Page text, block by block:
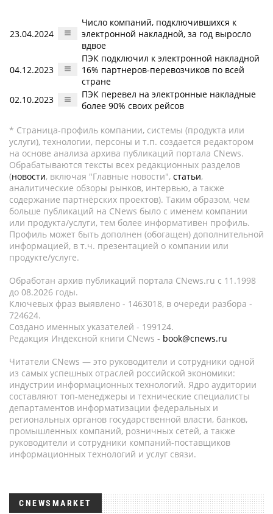
23.04.2024
Число компаний, подключившихся к
электронной накладной, за год выросло
вдвое
04.12.2023
ПЭК подключил к электронной накладной
16% партнеров-перевозчиков по всей
стране
02.10.2023
ПЭК перевел на электронные накладные
более 90% своих рейсов
* Страница-профиль компании, системы (продукта или
услуги), технологии, персоны и т.п. создается редактором
на основе анализа архива публикаций портала CNews.
Обрабатываются тексты всех редакционных разделов
(новости, включая "Главные новости", статьи,
аналитические обзоры рынков, интервью, а также
содержание партнёрских проектов). Таким образом, чем
больше публикаций на CNews было с именем компании
или продукта/услуги, тем более информативен профиль.
Профиль может быть дополнен (обогащен) дополнительной
информацией, в т.ч. презентацией о компании или
продукте/услуге.
Обработан архив публикаций портала CNews.ru c 11.1998
до 08.2026 годы.
Ключевых фраз выявлено - 1463018, в очереди разбора -
724624.
Создано именных указателей - 199124.
Редакция Индексной книги CNews - book@cnews.ru
Читатели CNews — это руководители и сотрудники одной
из самых успешных отраслей российской экономики:
индустрии информационных технологий. Ядро аудитории
составляют топ-менеджеры и технические специалисты
департаментов информатизации федеральных и
региональных органов государственной власти, банков,
промышленных компаний, розничных сетей, а также
руководители и сотрудники компаний-поставщиков
информационных технологий и услуг связи.
CNEWSMARKET